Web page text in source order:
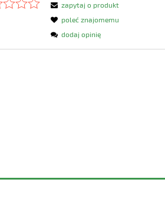
zapytaj o produkt
poleć znajomemu
dodaj opinię